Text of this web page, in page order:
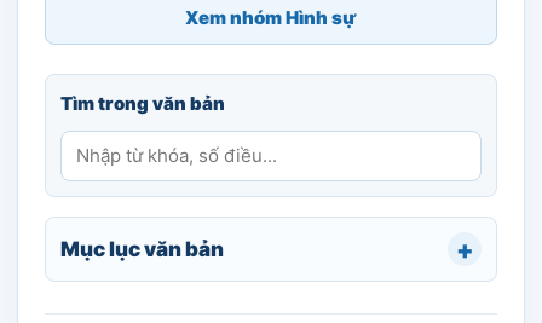
Xem nhóm Hình sự
Tìm trong văn bản
Mục lục văn bản